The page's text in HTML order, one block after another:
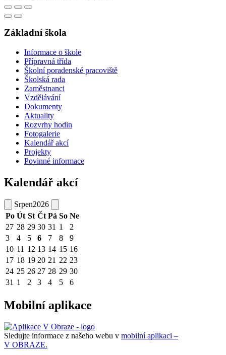
Základní škola
Informace o škole
Přípravná třída
Školní poradenské pracoviště
Školská rada
Zaměstnanci
Vzdělávání
Dokumenty
Aktuality
Rozvrhy hodin
Fotogalerie
Kalendář akcí
Projekty
Povinné informace
Kalendář akcí
Srpen2026
Po Út St Čt Pá So Ne
27 28 29 30 31 1
2
3
4 5 6 7 8
9
10 11 12 13 14 15 16
17 18 19 20 21 22 23
24 25 26 27 28 29 30
31 1 2 3 4 5 6
Mobilní aplikace
Sledujte informace z našeho webu v mobilní aplikaci –
V OBRAZE.